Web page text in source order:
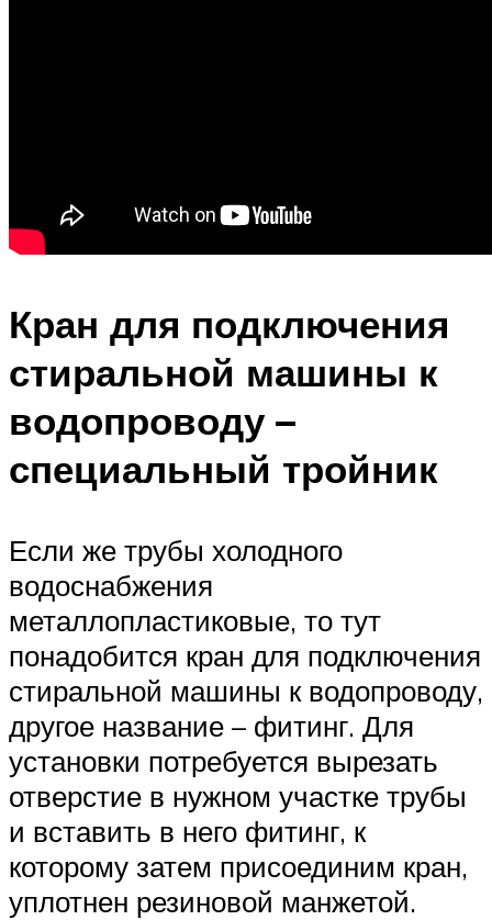
Кран для подключения
стиральной машины к
водопроводу –
специальный тройник
Если же трубы холодного
водоснабжения
металлопластиковые, то тут
понадобится кран для подключения
стиральной машины к водопроводу,
другое название – фитинг. Для
установки потребуется вырезать
отверстие в нужном участке трубы
и вставить в него фитинг, к
которому затем присоединим кран,
уплотнен резиновой манжетой.